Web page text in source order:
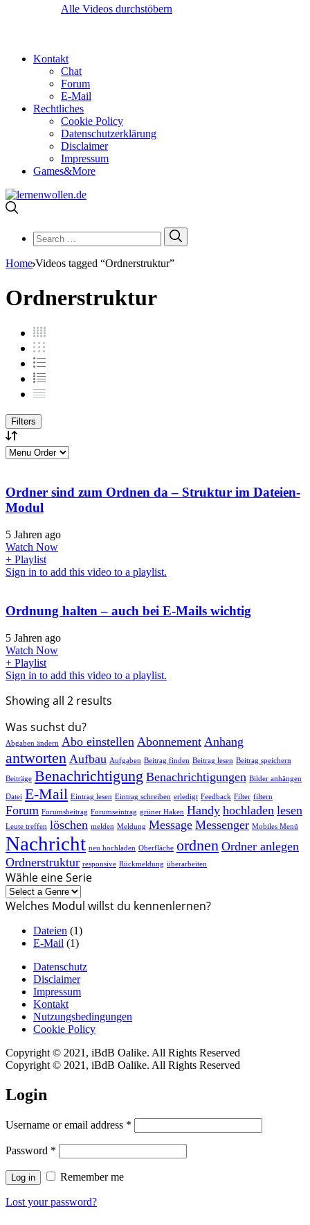
Alle Videos durchstöbern
Kontakt
Chat
Forum
E-Mail
Rechtliches
Cookie Policy
Datenschutzerklärung
Disclaimer
Impressum
Games&More
Search
for:
Home Videos tagged “Ordnerstruktur”
Ordnerstruktur
Filters
Ordner sind zum Ordnen da – Struktur im Dateien-
Modul
5 Jahren ago
Watch Now
+ Playlist
Sign in to add this video to a playlist.
Ordnung halten – auch bei E-Mails wichtig
5 Jahren ago
Watch Now
+ Playlist
Sign in to add this video to a playlist.
Showing all 2 results
Was suchst du?
Abgaben ändern Abo einstellen Abonnement Anhang
antworten Aufbau Aufgaben Beitrag finden Beitrag lesen Beitrag speichern
Beiträge Benachrichtigung Benachrichtigungen Bilder anhängen
Datei E-Mail Eintrag lesen Eintrag schreiben erledigt Feedback Filter filtern
Forum Forumsbeitrag Forumseintrag grüner Haken Handy hochladen lesen
Leute treffen löschen melden Meldung Message Messenger Mobiles Menü
Nachricht neu hochladen Oberfläche ordnen Ordner anlegen
Ordnerstruktur responsive Rückmeldung überarbeiten
Wähle eine Serie
Welches Modul willst du kennenlernen?
Dateien (1)
E-Mail (1)
Datenschutz
Disclaimer
Impressum
Kontakt
Nutzungsbedingungen
Cookie Policy
Copyright © 2021, iBdB Oalike. All Rights Reserved
Copyright © 2021, iBdB Oalike. All Rights Reserved
Login
Username or email address *
Password *
Log in Remember me
Lost your password?